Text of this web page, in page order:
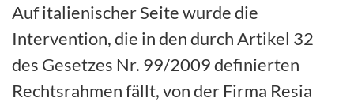
Auf italienischer Seite wurde die
Intervention, die in den durch Artikel 32
des Gesetzes Nr. 99/2009 definierten
Rechtsrahmen fällt, von der Firma Resia